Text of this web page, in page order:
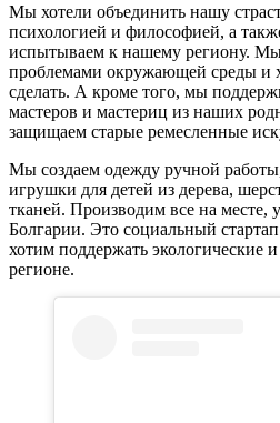
Мы хотели объединить нашу
психологией и философией, а
испытываем к нашему региону.
проблемами окружающей среды и
сделать. А кроме того, мы
мастеров и мастериц из наших
защищаем старые ремесленные
Мы создаем одежду ручной
игрушки для детей из дерева,
тканей. Производим все на месте,
Болгарии. Это социальный
хотим поддержать экологические
регионе.